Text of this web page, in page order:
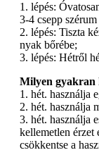
1. lépés:
3-4 csepp
2. lépés: Tiszta
nyak bőrébe;
3. lépés: Hétről
Milyen gyakran
1. hét. használja
2. hét. használja
3. hét. használja
kellemetlen érzet
csökkentse a